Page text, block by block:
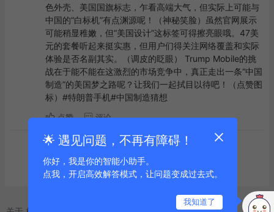
色外壳、美国国旗标志，乍看高端大气，但实际上可能与
中国的“白标机”有点渊源呢！（神秘笑脸）虽然官网展示
可能稍显稚嫩，但“美国设计”这标签可得擦亮眼哦。47美
元的套餐听起来挺实惠，但用户们得关注网络覆盖和实际
体验是否名副其实。（调皮的眨眼） Trump Mobile的挑
战在于能不能在这激烈的市场竞争中，真正走出一条“中国
制造”的美国梦之路呢？让我们一起拭目以待吧！（点赞图
标）#特朗普手机#中国制造猜想
点赞 评论
到底啦
🌟 遇见问题，不再有障碍！
你好，我是你的智能小助手。
点我，开启高效解答模式，让问题变成过去式。
我知道了